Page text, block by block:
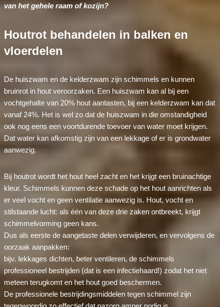
van het gehele raam of kozijn?
Houtrot behandelen in balken en
vloerdelen
De huiszwam en de kelderzwam zijn schimmels en kunnen
bruinrot in hout veroorzaken. Een huiszwam kan al bij een
vochtgehalte van 20% hout aantasten, bij een kelderzwam kan dat
vanaf 24%. Het is wel zo dat de huiszwam in die omstandigheid
ook nog eens een voortdurende toevoer van water moet krijgen.
Dat water kan afkomstig zijn van een lekkage of er is grondwater
aanwezig.
Bij houtrot wordt het hout heel zacht en het krijgt een bruinachtige
kleur. Schimmels kunnen deze schade op het hout aanrichten als
er veel vocht en geen ventilatie aanwezig is. Hout, vocht en
stilstaande lucht: als één van deze drie zaken ontbreekt, krijgt
schimmelvorming geen kans.
Dus als eerste de aangetaste delen verwijderen, en vervolgens de
oorzaak aanpakken:
bijv. lekkages dichten, beter ventileren, de schimmels
professioneel bestrijden (dat is een infectiehaard!) zodat het niet
meteen terugkomt en het hout goed beschermen.
De professionele bestrijdingsmiddelen tegen schimmel zijn